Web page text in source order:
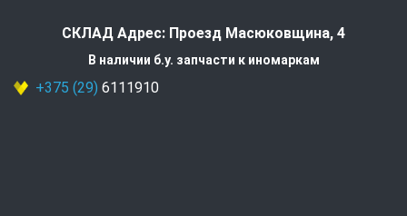
СКЛАД Адрес: Проезд Масюковщина, 4
В наличии б.у. запчасти к иномаркам
+375 (29) 6111910